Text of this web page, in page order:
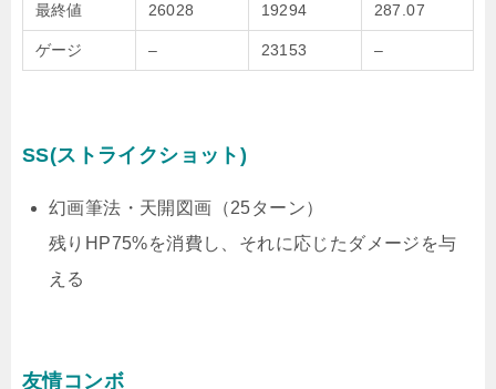
最終値 26028 19294 287.07
ゲージ – 23153 –
SS(ストライクショット)
幻画筆法・天開図画（25ターン）
残りHP75%を消費し、それに応じたダメージを与
える
友情コンボ